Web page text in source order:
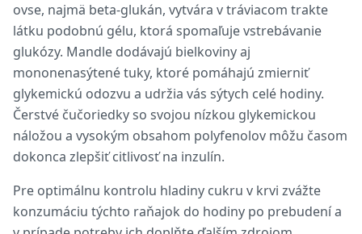
ovse, najmä beta-glukán, vytvára v tráviacom trakte
látku podobnú gélu, ktorá spomaľuje vstrebávanie
glukózy. Mandle dodávajú bielkoviny aj
mononenasýtené tuky, ktoré pomáhajú zmierniť
glykemickú odozvu a udržia vás sýtych celé hodiny.
Čerstvé čučoriedky so svojou nízkou glykemickou
náložou a vysokým obsahom polyfenolov môžu časom
dokonca zlepšiť citlivosť na inzulín.
Pre optimálnu kontrolu hladiny cukru v krvi zvážte
konzumáciu týchto raňajok do hodiny po prebudení a